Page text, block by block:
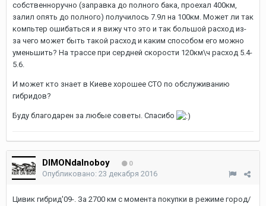
собственноручно (заправка до полного бака, проехал 400км,
залил опять до полного) получилось 7.9л на 100км. Может ли так
компьтер ошибаться и я вижу что это и так большой расход из-
за чего может быть такой расход и каким способом его можно
уменьшить? На трассе при сердней скорости 120км\ч расход 5.4-
5.6.
И может кто знает в Киеве хорошее СТО по обслуживанию
гибридов?
Буду благодарен за любые советы. Спасибо
DIMONdalnoboy 0
Опубликовано: 23 декабря 2016
Цивик гибрид'09-. За 2700 км с момента покупки в режиме город/